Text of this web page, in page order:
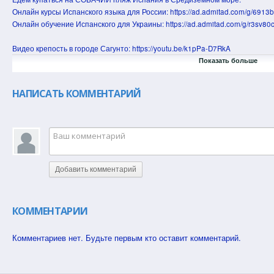
Онлайн курсы Испанского языка для России: https://ad.admitad.com/g/
Онлайн обучение Испанского для Украины: https://ad.admitad.com/g/
Видео крепость в городе Сагунто: https://youtu.be/k1pPa-D7RkA
Видео рыбалка в Испании: https://youtu.be/mQak8n7fHFo
Видео бизнес в Испании для нелегала: https://youtu.be/FmCy1T-73ok
Купить дом в Испании возле моря за 130 тысяч: https://youtu.be/
Купить квартиру в Испании с нуля: https://youtu.be/yTYVW8nfi7o
Видео с пляжем в городе Сагунто: https://youtu.be/TjYzUNk9dZo
Купить квартиру под бизнес, новый закон: https://youtu.be/YqsARhlg3uk
Испании. Все вопросы связанные с иммиграцией в Испанию. Освещаем
Показать больше
НАПИСАТЬ КОММЕНТАРИЙ
Добавить комментарий
КОММЕНТАРИИ
Комментариев нет. Будьте первым кто оставит комментарий.